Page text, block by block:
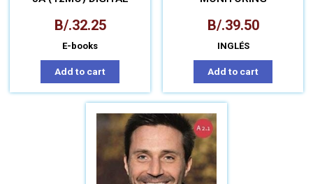
B/.32.25
E-books
Add to cart
B/.39.50
INGLÉS
Add to cart